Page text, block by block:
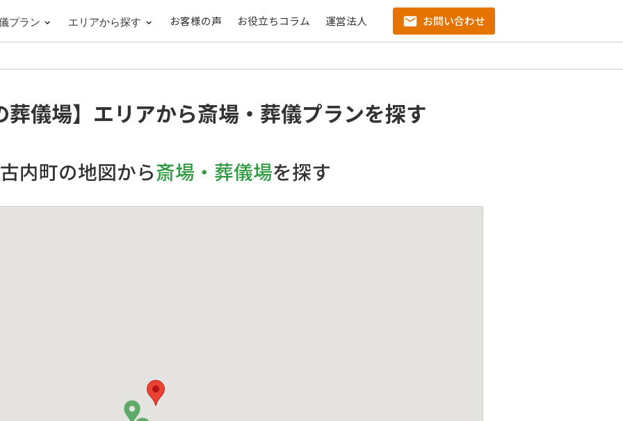
プラン エリアから探す お客様の声 お役立ちコラム 運営法人 お問い合わせ
儀場】 エリアから斎場・葬儀プランを探す
内町の地図から斎場・葬儀場を探す